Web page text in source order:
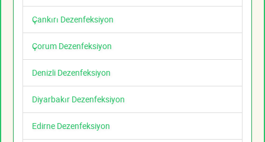
Çankırı Dezenfeksiyon
Çorum Dezenfeksiyon
Denizli Dezenfeksiyon
Diyarbakır Dezenfeksiyon
Edirne Dezenfeksiyon